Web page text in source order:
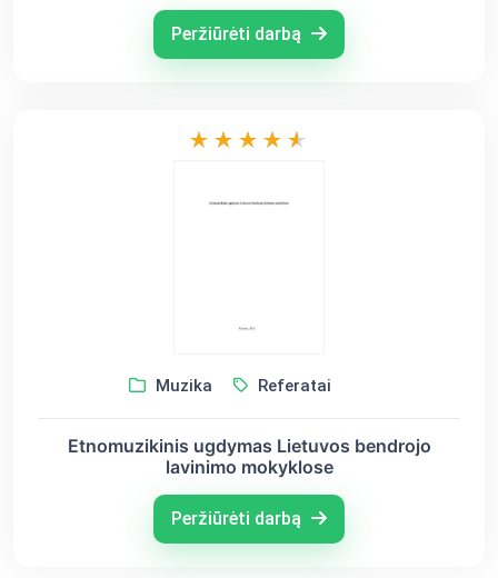
Peržiūrėti darbą
Muzika Referatai
Etnomuzikinis ugdymas Lietuvos bendrojo
lavinimo mokyklose
Peržiūrėti darbą